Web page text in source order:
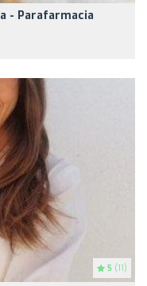
- Parafarmacia
5 (11)